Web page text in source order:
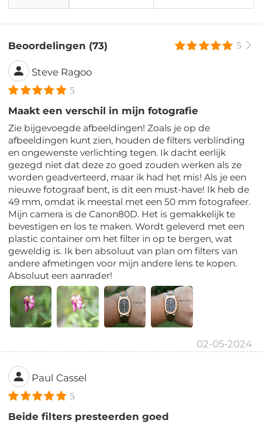
Beoordelingen (73) 5
Steve Ragoo
5
Maakt een verschil in mijn fotografie
Zie bijgevoegde afbeeldingen! Zoals je op de
afbeeldingen kunt zien, houden de filters verblinding
en ongewenste verlichting tegen. Ik dacht eerlijk
gezegd niet dat deze zo goed zouden werken als ze
worden geadverteerd, maar ik had het mis! Als je een
nieuwe fotograaf bent, is dit een must-have! Ik heb de
49 mm, omdat ik meestal met een 50 mm fotografeer.
Mijn camera is de Canon80D. Het is gemakkelijk te
bevestigen en los te maken. Wordt geleverd met een
plastic container om het filter in op te bergen, wat
geweldig is. Ik ben absoluut van plan om filters van
andere afmetingen voor mijn andere lens te kopen.
Absoluut een aanrader!
02-05-2024
Paul Cassel
5
Beide filters presteerden goed